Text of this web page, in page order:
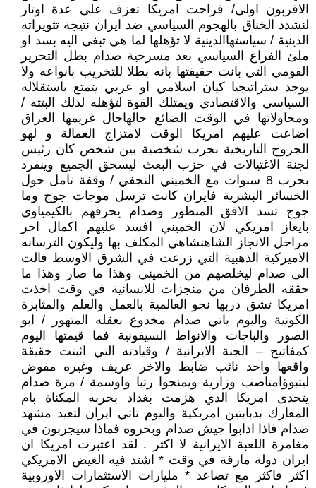
الاقربون اولى/ فراحت امريكا تعزف على عدة اوتار
لنشدد الخناق بالهجوم السياسي ضد ايران نتيجة تثويراته
الدينية / سياستهاالدينية لا تؤهلها لما هي تبغي اليه بسد او
ملئ الفراغ السياسي بعد مسرحية صدام بطل التحرير
القومي التي بانت حقيقتها بانه بطلا للتخريب بانواعه ولا
يوجد ستراتيجيا كيان اسلامي او عربي يتمتع باستقلاله
السياسي والاقتصادي ويمتلك القوة لتؤهله لذلك البتته /
ومحاولاتها في الوقت الضائع حالهاحال غريمها العراق
اضاعت عليهم امريكا الوقت لامتزاج العمالة و لهو
الجروح التاريخية بحرب شخصية بين شخص كان رئيس
لجنة الاغتيالات في حزب البعث ليسحق الجميع وينفرد
بحرب 8 سنوات مع الخميني النجفي / وقفة تامل حول
الخسائر البشرية فايران كانت ترسل موجات جوج وما
جوج تسد الافق المنظور وصدام يحرقهم بالكيمياوي
بايعاز امريكي لان الخميني افسد عليهم اكمال اخر
مراحل الانجاز الشاهنشاهي المكلف بها وليكون الترسانه
الاميركية الذهبية التي زرعت في الشرق الاوسط فالت
الى صدام ليخلصهم من الخميني وهذا ما صار وهذا ما
حققه الطرفان من منجزات للانسانية في وقت اخذت
امريكا تشق دربها نحو العالمية بالعمل والعلم والمثابرة
الكونية واليوم ياتي صدام مخدوع بعقله المتهور / ابو
الصور والباجات والانواط السيفونية فما قيمتها اليوم
كمفاتيح – الجنة الايرانية / وقيادته التي اثبتت حقيقة
واقعها واحد نائب ضابط والاخر عريف وغيره مفوض
ليتبوؤامناصب وزارية ويمنحوا رتبا واوسمة / مرة صدام
يتحدى امريكا الذي هزمت بغداد بحربه المكناة بام
المعارك بدبابتين امريكية واليوم تاتي ايران لتعيد مشهد
صدام فاذا اذابوا جيش صدام وبخروه فماذا سيجربون في
مغامرة اللعبة الايرانية لا اكثر . لقد اعتبرت امريكا ان
ايران دولة مارقة في وقت * اشتد فيه الغيض الامريكي
اكثر فاكثر مع تصاعد * مليارات الاستثمارات الاوروبية